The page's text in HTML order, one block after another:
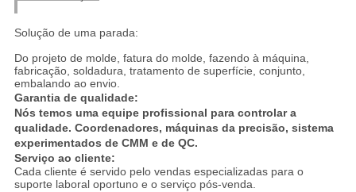
Solução de uma parada:
Do projeto de molde, fatura do molde, fazendo à máquina,
fabricação, soldadura, tratamento de superfície, conjunto,
embalando ao envio.
Garantia de qualidade:
Nós temos uma equipe profissional para controlar a
qualidade. Coordenadores, máquinas da precisão, sistema
experimentados de CMM e de QC.
Serviço ao cliente:
Cada cliente é servido pelo vendas especializadas para o
suporte laboral oportuno e o serviço pós-venda.